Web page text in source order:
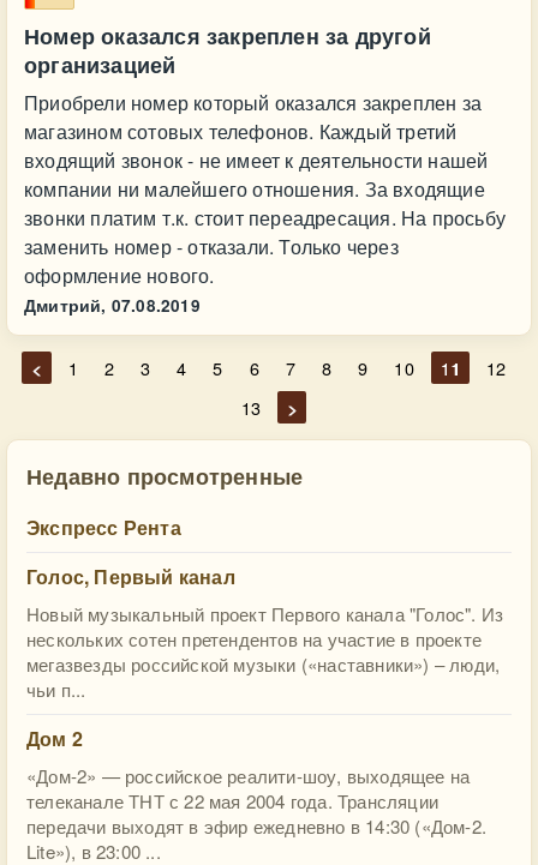
Номер оказался закреплен за другой
организацией
Приобрели номер который оказался закреплен за
магазином сотовых телефонов. Каждый третий
входящий звонок - не имеет к деятельности нашей
компании ни малейшего отношения. За входящие
звонки платим т.к. стоит переадресация. На просьбу
заменить номер - отказали. Только через
оформление нового.
Дмитрий, 07.08.2019
< 1 2 3 4 5 6 7 8 9 10 11
12
13
>
Недавно просмотренные
Экспресс Рента
Голос, Первый канал
Новый музыкальный проект Первого канала "Голос". Из
нескольких сотен претендентов на участие в проекте
мегазвезды российской музыки («наставники») – люди,
чьи п...
Дом 2
«Дом-2» — российское реалити-шоу, выходящее на
телеканале ТНТ с 22 мая 2004 года. Трансляции
передачи выходят в эфир ежедневно в 14:30 («Дом-2.
Lite»), в 23:00 ...